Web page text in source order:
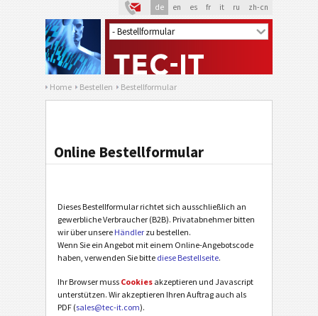
de en es fr it ru zh-cn
Home Bestellen Bestellformular
Online Bestellformular
Dieses Bestellformular richtet sich ausschließlich an
gewerbliche Verbraucher (B2B). Privatabnehmer bitten
wir über unsere Händler zu bestellen.
Wenn Sie ein Angebot mit einem Online-Angebotscode
haben, verwenden Sie bitte diese Bestellseite.
Ihr Browser muss Cookies akzeptieren und Javascript
unterstützen. Wir akzeptieren Ihren Auftrag auch als
PDF (sales@tec-it.com).